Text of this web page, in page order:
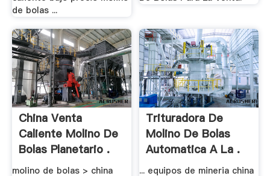
de bolas ...
China Venta
Caliente Molino De
Bolas Planetario .
molino de bolas > china
Trituradora De
Molino De Bolas
Automatica A La .
... equipos de mineria china